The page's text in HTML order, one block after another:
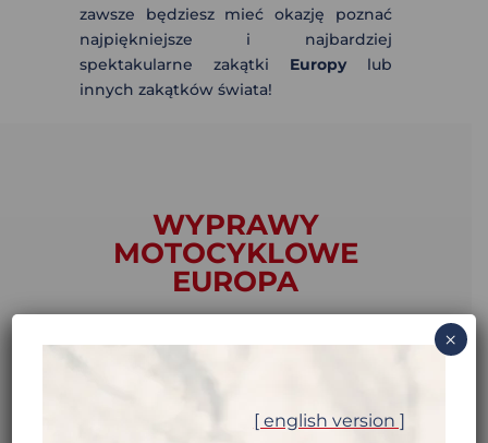
zawsze będziesz mieć okazję poznać
najpiękniejsze i najbardziej
spektakularne zakątki Europy lub
innych zakątków świata!
WYPRAWY
MOTOCYKLOWE
EUROPA
[ english version ]
×